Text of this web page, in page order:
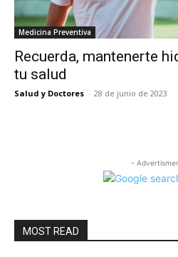
Medicina Preventiva
Recuerda, mantenerte
tu salud
Salud y Doctores - 28 de junio de 2023
-
MOST READ